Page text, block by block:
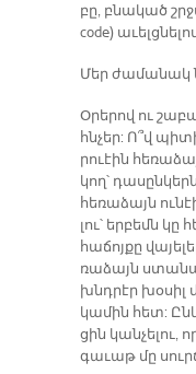
բը, բնա­կած
code)
Մեր ժա­մա­նակ
Օ­րե­րով ու
հնչեր: Ո՞վ
րուէին
կող՝
հե­ռա­ձայն
լու՝ եր­բեմն
հա­ճոյ­քը
ռա­ձայն
խնդրէր
կա­մին հետ:
ցին կան­չե­լու,
գա­ւաթ մը